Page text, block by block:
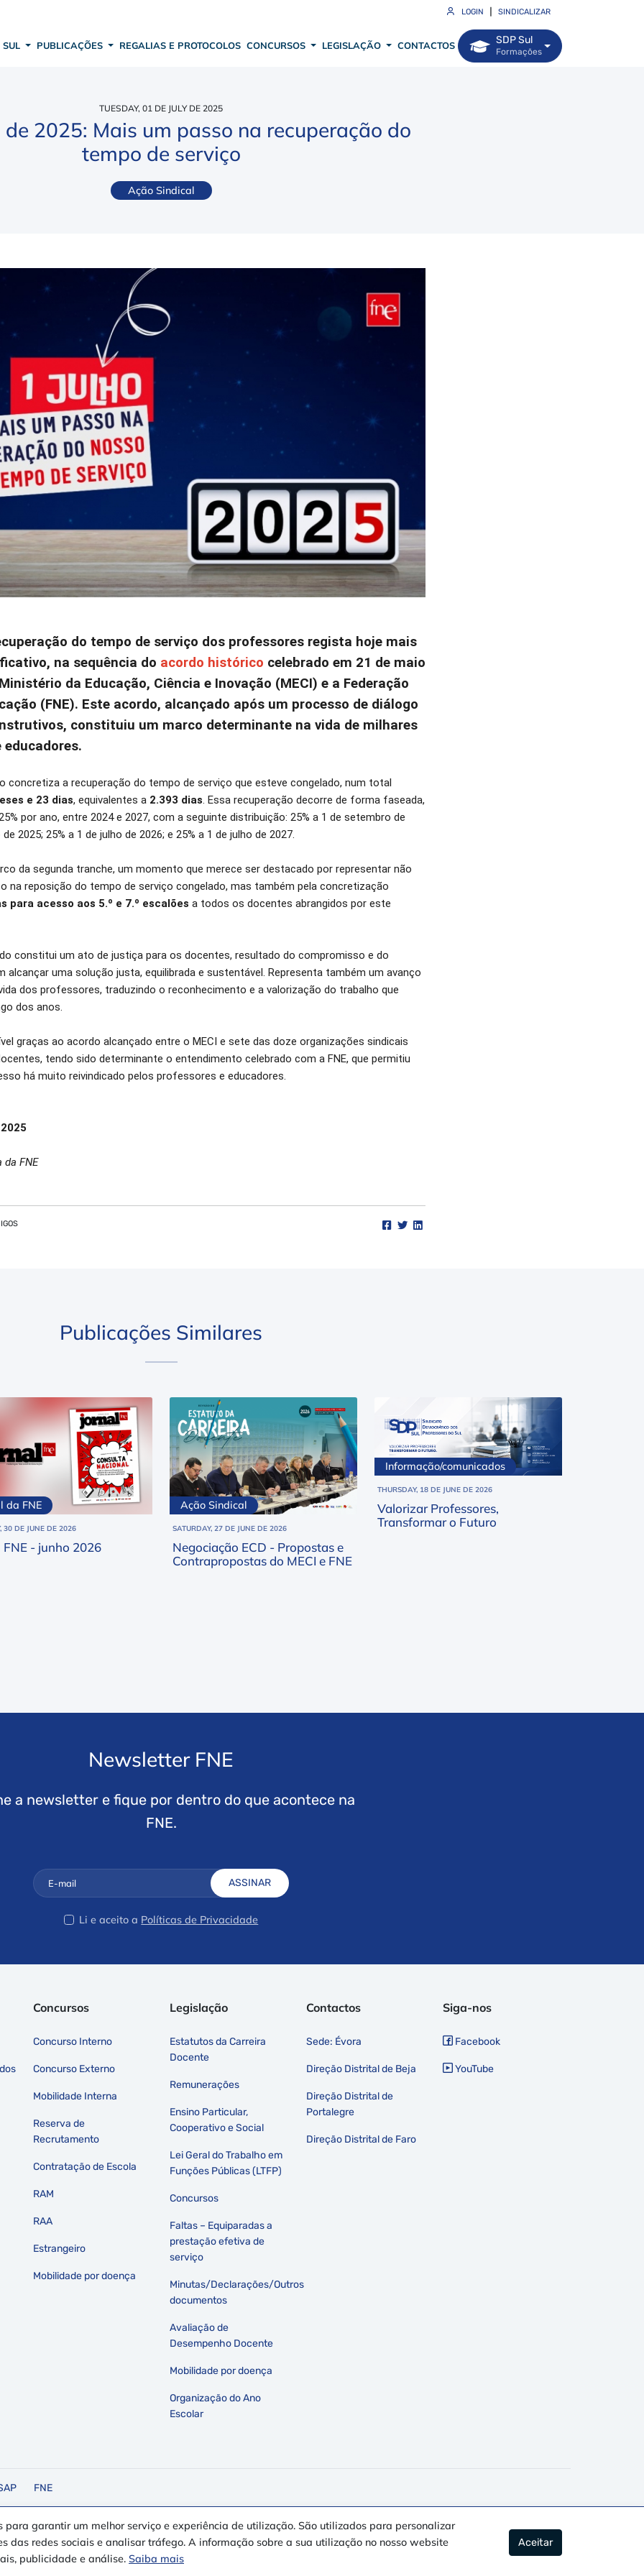
LOGIN | SINDICALIZAR
SUL PUBLICAÇÕES REGALIAS E PROTOCOLOS CONCURSOS LEGISLAÇÃO CONTACTOS SDP Sul
Formações
TUESDAY, 01 DE JULY DE 2025
2025: Mais um passo na recuperação do
tempo de serviço
Ação Sindical
do tempo de serviço dos professores regista hoje mais
na sequência do acordo histórico celebrado em 21 de maio
da Educação, Ciência e Inovação (MECI) e a Federação
(FNE). Este acordo, alcançado após um processo de diálogo
constituiu um marco determinante na vida de milhares
educadores.
concretiza a recuperação do tempo de serviço que esteve congelado, num total
e 23 dias, equivalentes a 2.393 dias. Essa recuperação decorre de forma faseada,
por ano, entre 2024 e 2027, com a seguinte distribuição: 25% a 1 de setembro de
2025; 25% a 1 de julho de 2026; e 25% a 1 de julho de 2027.
da segunda tranche, um momento que merece ser destacado por representar não
na reposição do tempo de serviço congelado, mas também pela concretização
para acesso aos 5.º e 7.º escalões a todos os docentes abrangidos por este
constitui um ato de justiça para os docentes, resultado do compromisso e do
alcançar uma solução justa, equilibrada e sustentável. Representa também um avanço
dos professores, traduzindo o reconhecimento e a valorização do trabalho que
dos anos.
graças ao acordo alcançado entre o MECI e sete das doze organizações sindicais
tendo sido determinante o entendimento celebrado com a FNE, que permitiu
há muito reivindicado pelos professores e educadores.
da FNE
Publicações Similares
da FNE
30 DE JUNE DE 2026
FNE - junho 2026
Ação Sindical
SATURDAY, 27 DE JUNE DE 2026
Negociação ECD - Propostas e
Contrapropostas do MECI e FNE
Informação/comunicados
THURSDAY, 18 DE JUNE DE 2026
Valorizar Professores,
Transformar o Futuro
Newsletter FNE
a newsletter e fique por dentro do que acontece na
FNE.
ASSINAR
Li e aceito a Políticas de Privacidade
Concursos
Concurso Interno
Concurso Externo
Mobilidade Interna
Reserva de
Recrutamento
Contratação de Escola
RAM
RAA
Estrangeiro
Mobilidade por doença
Legislação
Estatutos da Carreira
Docente
Remunerações
Ensino Particular,
Cooperativo e Social
Lei Geral do Trabalho em
Funções Públicas (LTFP)
Concursos
Faltas – Equiparadas a
prestação efetiva de
serviço
Minutas/Declarações/Outros
documentos
Avaliação de
Desempenho Docente
Mobilidade por doença
Organização do Ano
Escolar
Contactos
Sede: Évora
Direção Distrital de Beja
Direção Distrital de
Portalegre
Direção Distrital de Faro
Siga-nos
Facebook
YouTube
FNE
Sul. Avisos Legais & Política de Privacidade
garantir um melhor serviço e experiência de utilização. São utilizados para personalizar
das redes sociais e analisar tráfego. A informação sobre a sua utilização no nosso website
publicidade e análise. Saiba mais
Aceitar